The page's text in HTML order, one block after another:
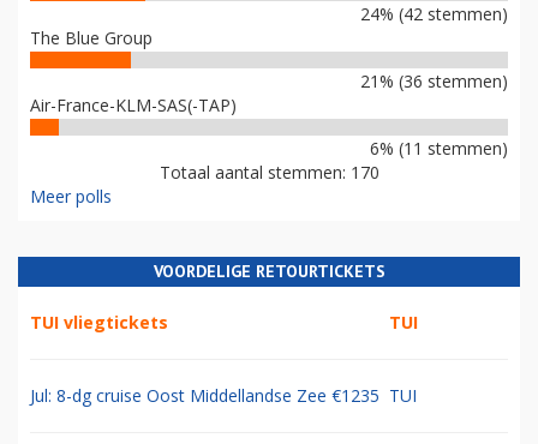
24% (42 stemmen)
The Blue Group
21% (36 stemmen)
Air-France-KLM-SAS(-TAP)
6% (11 stemmen)
Totaal aantal stemmen: 170
Meer polls
VOORDELIGE RETOURTICKETS
TUI vliegtickets TUI
Jul: 8-dg cruise Oost Middellandse Zee €1235 TUI